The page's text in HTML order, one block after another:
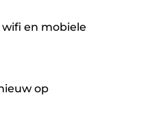
en mobiele
op